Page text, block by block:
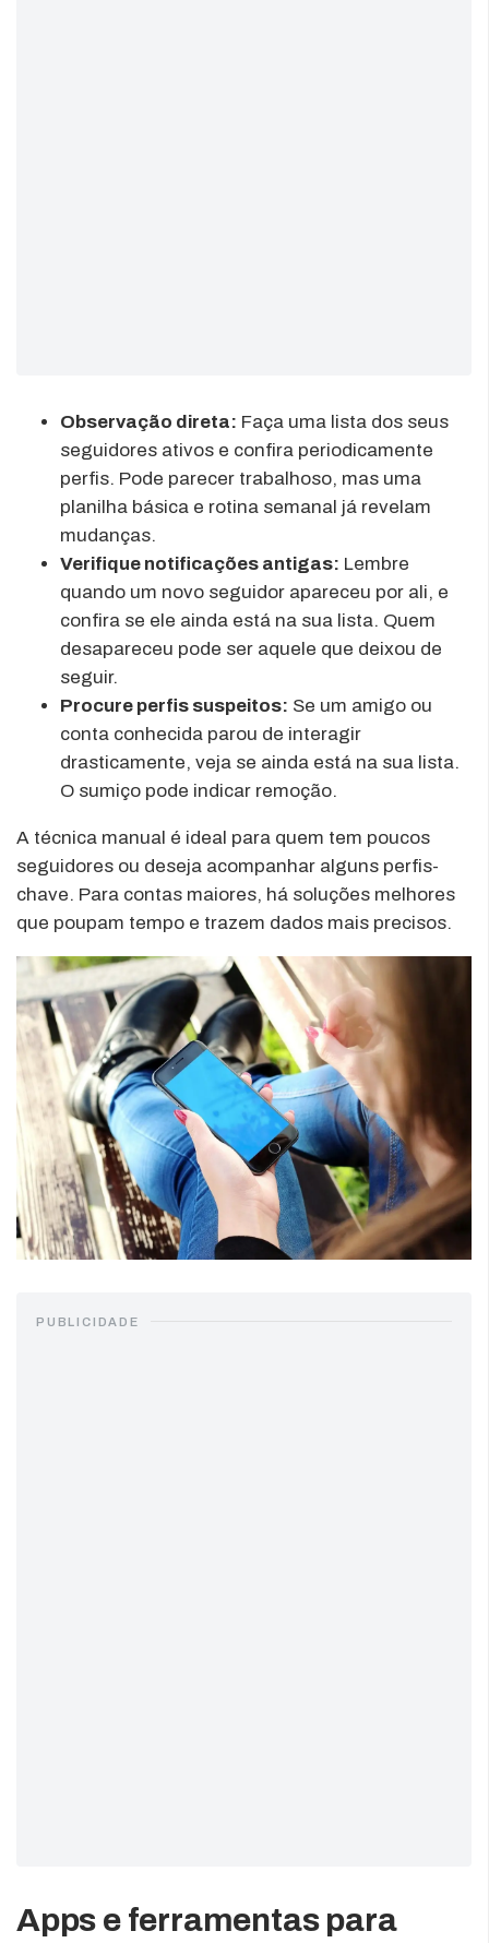
Observação direta: Faça uma lista dos seus
seguidores ativos e confira periodicamente
perfis. Pode parecer trabalhoso, mas uma
planilha básica e rotina semanal já revelam
mudanças.
Verifique notificações antigas: Lembre
quando um novo seguidor apareceu por ali, e
confira se ele ainda está na sua lista. Quem
desapareceu pode ser aquele que deixou de
seguir.
Procure perfis suspeitos: Se um amigo ou
conta conhecida parou de interagir
drasticamente, veja se ainda está na sua lista.
O sumiço pode indicar remoção.
A técnica manual é ideal para quem tem poucos
seguidores ou deseja acompanhar alguns perfis-
chave. Para contas maiores, há soluções melhores
que poupam tempo e trazem dados mais precisos.
PUBLICIDADE
Apps e ferramentas para